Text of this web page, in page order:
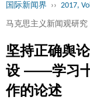
国际新闻界 ›› 2017,
马克思主义新闻观研究
坚持正确舆
设 ——学习
作的论述